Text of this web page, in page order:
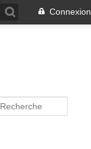
Connexion